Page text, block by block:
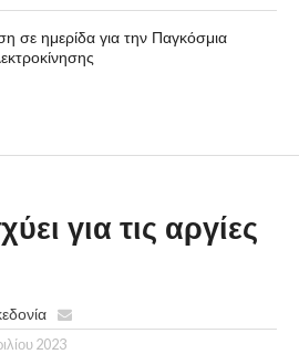
σε ημερίδα για την Παγκόσμια
για τις αργίες
2023